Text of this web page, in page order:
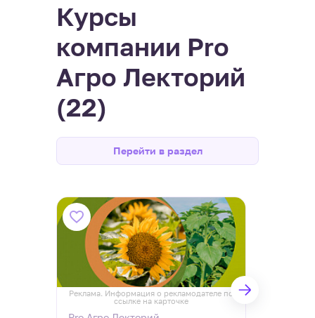
Курсы
компании Pro
Агро Лекторий
(22)
Перейти в раздел
Реклама. Информация о рекламодателе по
ссылке на карточке